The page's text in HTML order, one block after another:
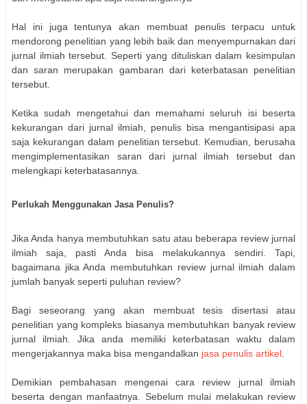
Hal ini juga tentunya akan membuat penulis terpacu untuk
mendorong penelitian yang lebih baik dan menyempurnakan dari
jurnal ilmiah tersebut. Seperti yang dituliskan dalam kesimpulan
dan saran merupakan gambaran dari keterbatasan penelitian
tersebut.
Ketika sudah mengetahui dan memahami seluruh isi beserta
kekurangan dari jurnal ilmiah, penulis bisa mengantisipasi apa
saja kekurangan dalam penelitian tersebut. Kemudian, berusaha
mengimplementasikan saran dari jurnal ilmiah tersebut dan
melengkapi keterbatasannya.
Perlukah Menggunakan Jasa Penulis?
Jika Anda hanya membutuhkan satu atau beberapa review jurnal
ilmiah saja, pasti Anda bisa melakukannya sendiri. Tapi,
bagaimana jika Anda membutuhkan review jurnal ilmiah dalam
jumlah banyak seperti puluhan review?
Bagi seseorang yang akan membuat tesis disertasi atau
penelitian yang kompleks biasanya membutuhkan banyak review
jurnal ilmiah. Jika anda memiliki keterbatasan waktu dalam
mengerjakannya maka bisa mengandalkan jasa penulis artikel
Demikian pembahasan mengenai cara review jurnal ilmiah
beserta dengan manfaatnya. Sebelum mulai melakukan review